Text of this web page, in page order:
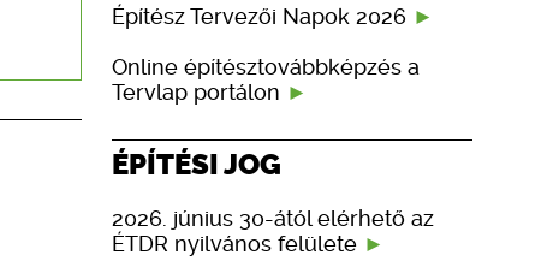
Építész Tervezői Napok 2026
Online építésztovábbképzés a
Tervlap portálon
ÉPÍTÉSI JOG
2026. június 30-ától elérhető az
ÉTDR nyilvános felülete